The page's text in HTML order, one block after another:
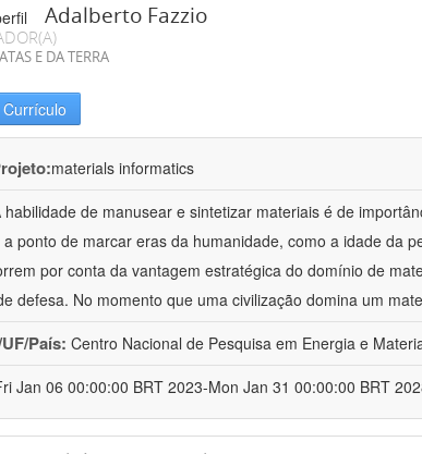
Adalberto Fazzio
E DA TERRA
Currículo
materials informatics
habilidade de manusear e sintetizar materiais é de
a ponto de marcar eras da humanidade, como a idade da
por conta da vantagem estratégica do domínio de
defesa. No momento que uma civilização domina um
País: Centro Nacional de Pesquisa em Energia e
Jan 06 00:00:00 BRT 2023-Mon Jan 31 00:00:00 BRT